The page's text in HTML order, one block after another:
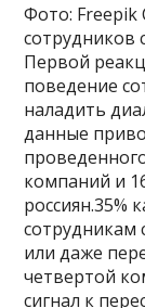
Фото: Freepik
сотрудников
Первой
поведение
наладить
данные
компаний и
россиян.35%
сотрудникам
или даже
четвертой
сигнал к